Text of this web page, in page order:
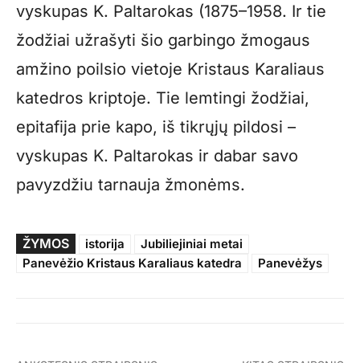
vyskupas K. Paltarokas (1875–1958. Ir tie
žodžiai užrašyti šio garbingo žmogaus
amžino poilsio vietoje Kristaus Karaliaus
katedros kriptoje. Tie lemtingi žodžiai,
epitafija prie kapo, iš tikrųjų pildosi –
vyskupas K. Paltarokas ir dabar savo
pavyzdžiu tarnauja žmonėms.
ŽYMOS istorija
Jubiliejiniai metai
Panevėžio Kristaus Karaliaus katedra
Panevėžys